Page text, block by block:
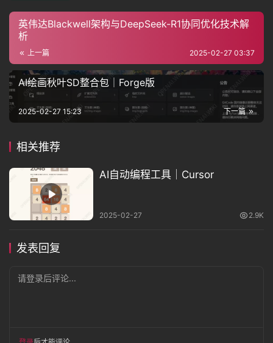
英伟达Blackwell架构与DeepSeek-R1协同优化技术解
析
上一篇 2025-02-27 03:37
AI绘画秋叶SD整合包｜Forge版
下一篇
2025-02-27 15:23
相关推荐
AI自动编程工具｜Cursor
2025-02-27 2.9K
发表回复
请登录后评论...